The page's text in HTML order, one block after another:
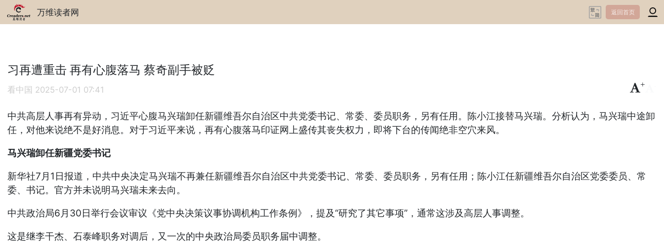
万维读者网 返回首页
习再遭重击 再有心腹落马 蔡奇副手被贬
看中国 2025-07-01 07:41
+
中共高层人事再有异动，习近平心腹马兴瑞卸任新疆维吾尔自治区中共党委书记、常委、委员职务，另有任用。陈小江接替马兴瑞。分析认为，马兴瑞中途卸
任，对他来说绝不是好消息。对于习近平来说，再有心腹落马印证网上盛传其丧失权力，即将下台的传闻绝非空穴来风。
马兴瑞卸任新疆党委书记
新华社7月1日报道，中共中央决定马兴瑞不再兼任新疆维吾尔自治区中共党委书记、常委、委员职务，另有任用；陈小江任新疆维吾尔自治区党委委员、常
委、书记。官方并未说明马兴瑞未来去向。
中共政治局6月30日举行会议审议《党中央决策议事协调机构工作条例》，提及“研究了其它事项”，通常这涉及高层人事调整。
这是继李干杰、石泰峰职务对调后，又一次的中央政治局委员职务届中调整。